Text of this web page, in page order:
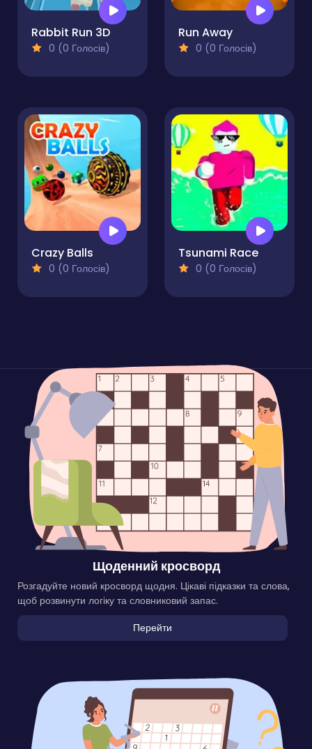
Rabbit Run 3D
0 (0 Голосів)
Run Away
0 (0 Голосів)
Crazy Balls
0 (0 Голосів)
Tsunami Race
0 (0 Голосів)
Щоденний кросворд
Розгадуйте новий кросворд щодня. Цікаві підказки та слова,
щоб розвинути логіку та словниковий запас.
Перейти